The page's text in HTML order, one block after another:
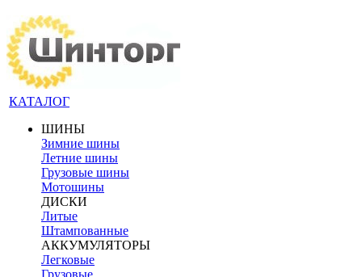
КАТАЛОГ
ШИНЫ
Зимние шины
Летние шины
Грузовые шины
Мотошины
ДИСКИ
Литые
Штампованные
АККУМУЛЯТОРЫ
Легковые
Грузовые